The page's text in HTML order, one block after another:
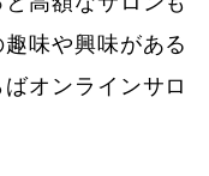
味や興味がある
オンラインサロ